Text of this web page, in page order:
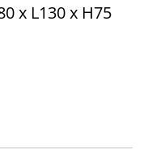
x L130 x H75